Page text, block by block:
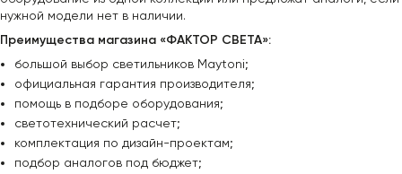
нужной модели нет в наличии.
Преимущества магазина «ФАКТОР СВЕТА»:
большой выбор светильников Maytoni;
официальная гарантия производителя;
помощь в подборе оборудования;
светотехнический расчет;
комплектация по дизайн-проектам;
подбор аналогов под бюджет;